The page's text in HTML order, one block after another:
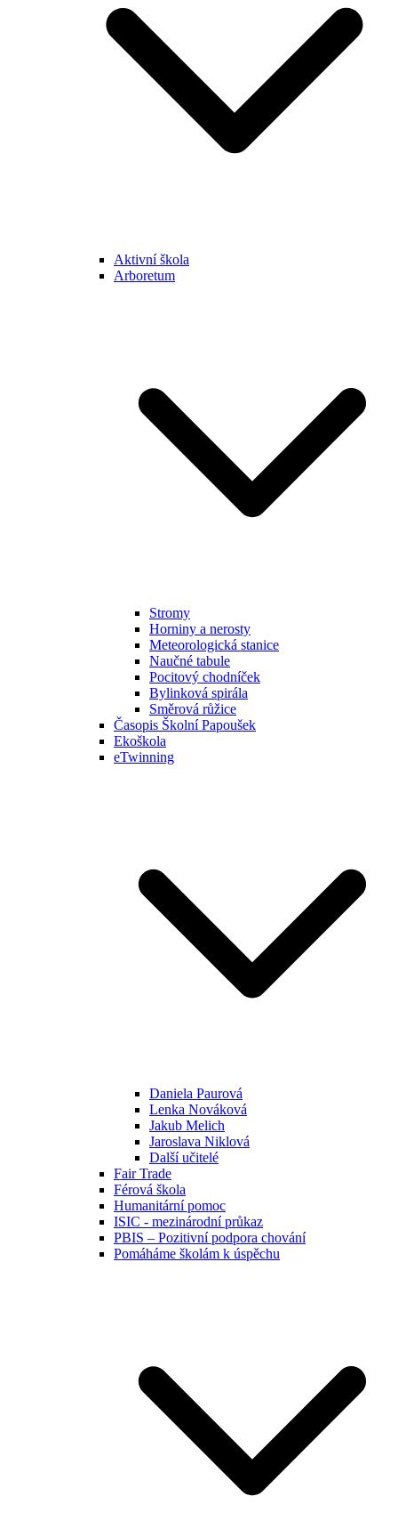
Aktivní škola
Arboretum
Stromy
Horniny a nerosty
Meteorologická stanice
Naučné tabule
Pocitový chodníček
Bylinková spirála
Směrová růžice
Časopis Školní Papoušek
Ekoškola
eTwinning
Daniela Paurová
Lenka Nováková
Jakub Melich
Jaroslava Niklová
Další učitelé
Fair Trade
Férová škola
Humanitární pomoc
ISIC - mezinárodní průkaz
PBIS – Pozitivní podpora chování
Pomáháme školám k úspěchu